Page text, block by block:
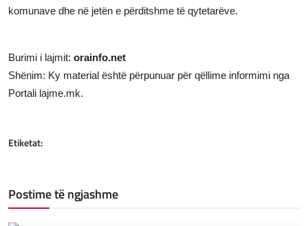
komunave dhe në jetën e përditshme të qytetarëve.
Burimi i lajmit: orainfo.net
Shënim: Ky material është përpunuar për qëllime informimi nga
Portali lajme.mk.
Etiketat:
Postime të ngjashme